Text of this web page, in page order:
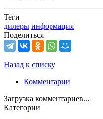
Теги
дилеры информация
Поделиться
Назад к списку
Комментарии
Загрузка комментариев...
Категории